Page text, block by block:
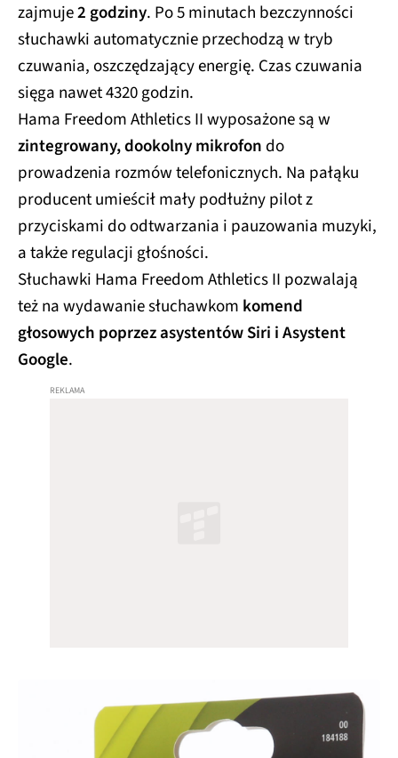
zajmuje2 godziny. Po 5 minutach bezczynności
słuchawki automatycznie przechodzą w tryb
czuwania, oszczędzający energię. Czas czuwania
sięga nawet 4320 godzin.
Hama Freedom Athletics II wyposażone są w
zintegrowany, dookolny mikrofon do
prowadzenia rozmów telefonicznych. Na pałąku
producent umieścił mały podłużny pilot z
przyciskami do odtwarzania i pauzowania muzyki,
a także regulacji głośności.
Słuchawki Hama Freedom Athletics II pozwalają
też na wydawanie słuchawkom komend
głosowych poprzez asystentów Siri i Asystent
Google.